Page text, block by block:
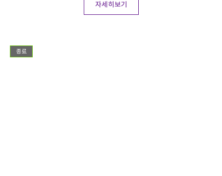
자세히보기
종료